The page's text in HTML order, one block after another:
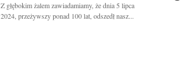
Z głębokim żalem zawiadamiamy, że dnia 5 lipca
2024, przeżywszy ponad 100 lat, odszedł nasz...